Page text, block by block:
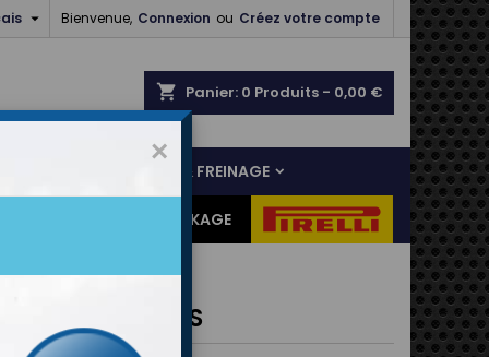
Bienvenue, Connexion ou Créez votre compte

shopping_cart Panier: 0 Produits - 0,00 €
LIAISON AU SOL & FREINAGE
DESTOCKAGE
de klaxon RRS
×